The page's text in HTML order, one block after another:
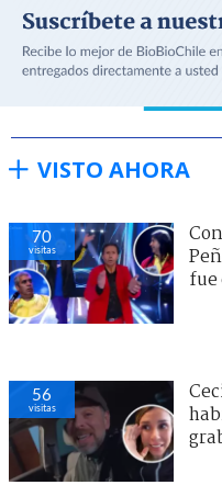
VISTO AHORA
70
visitas
fue
56
visitas